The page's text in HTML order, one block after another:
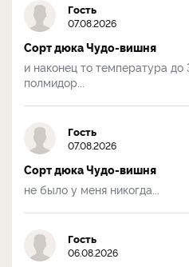
Гость
07.08.2026
Сорт дюка Чудо-вишня
и наконец то температура до
полмидор...
Гость
07.08.2026
Сорт дюка Чудо-вишня
не было у меня никогда...
Гость
06.08.2026